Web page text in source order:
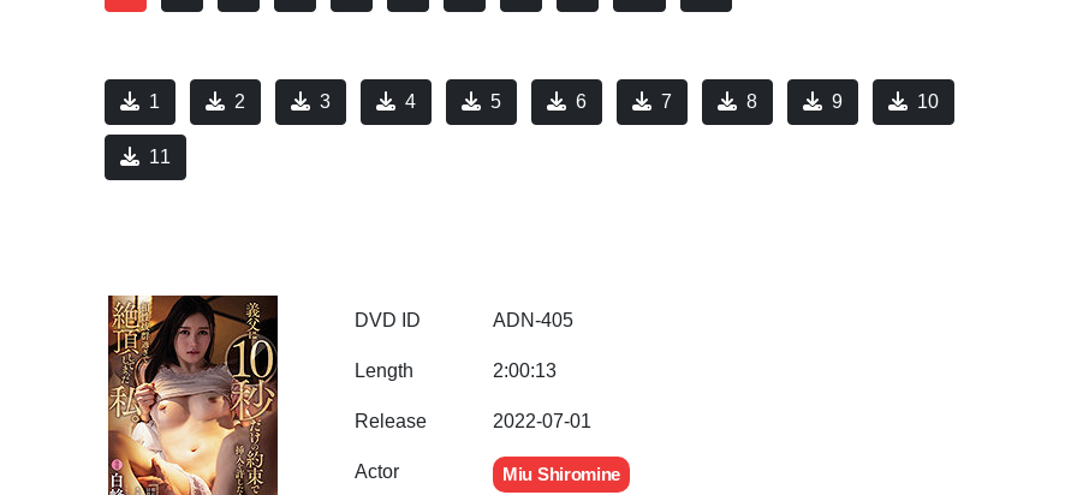
1 2 3 4 5 6 7 8 9 10
11
DVD ID ADN-405
Length 2:00:13
Release 2022-07-01
Actor Miu Shiromine